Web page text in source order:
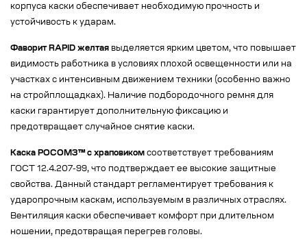
корпуса каски обеспечивает необходимую прочность и
устойчивость к ударам.
Фаворит RAPID желтая выделяется ярким цветом, что повышает
видимость работника в условиях плохой освещенности или на
участках с интенсивным движением техники (особенно важно
на стройплощадках). Наличие подбородочного ремня для
каски гарантирует дополнительную фиксацию и
предотвращает случайное снятие каски.
Каска РОСОМЗ™ с храповиком соответствует требованиям
ГОСТ 12.4.207-99, что подтверждает ее высокие защитные
свойства. Данный стандарт регламентирует требования к
ударопрочным каскам, используемым в различных отраслях.
Вентиляция каски обеспечивает комфорт при длительном
ношении, предотвращая перегрев головы.